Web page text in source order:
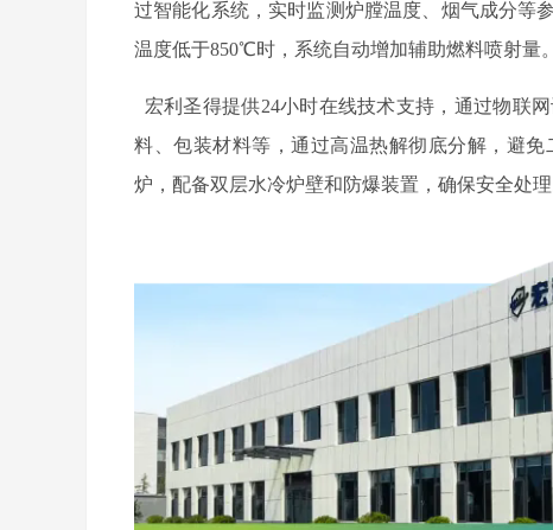
过智能化系统，实时监测炉膛温度、烟气成分等
温度低于850℃时，系统自动增加辅助燃料喷射量。
宏利圣得提供24小时在线技术支持，通过物联
料、包装材料等，通过高温热解彻底分解，避
炉，配备双层水冷炉壁和防爆装置，确保安全处理